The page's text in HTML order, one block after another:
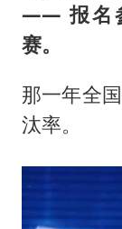
—— 报名
赛。
那一年全
汰率。